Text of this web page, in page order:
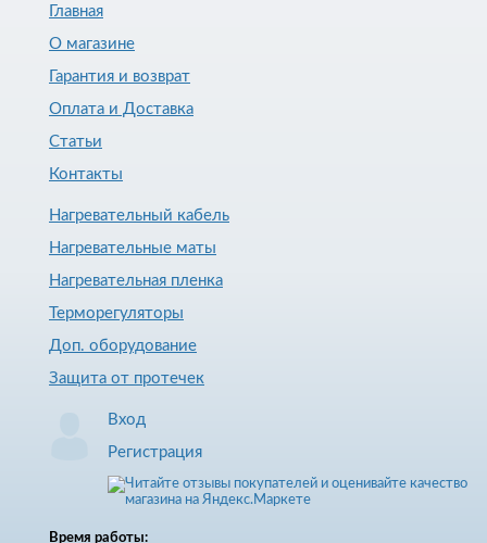
Главная
О магазине
Гарантия и возврат
Оплата и Доставка
Статьи
Контакты
Нагревательный кабель
Нагревательные маты
Нагревательная пленка
Терморегуляторы
Доп. оборудование
Защита от протечек
Вход
Регистрация
Время работы: